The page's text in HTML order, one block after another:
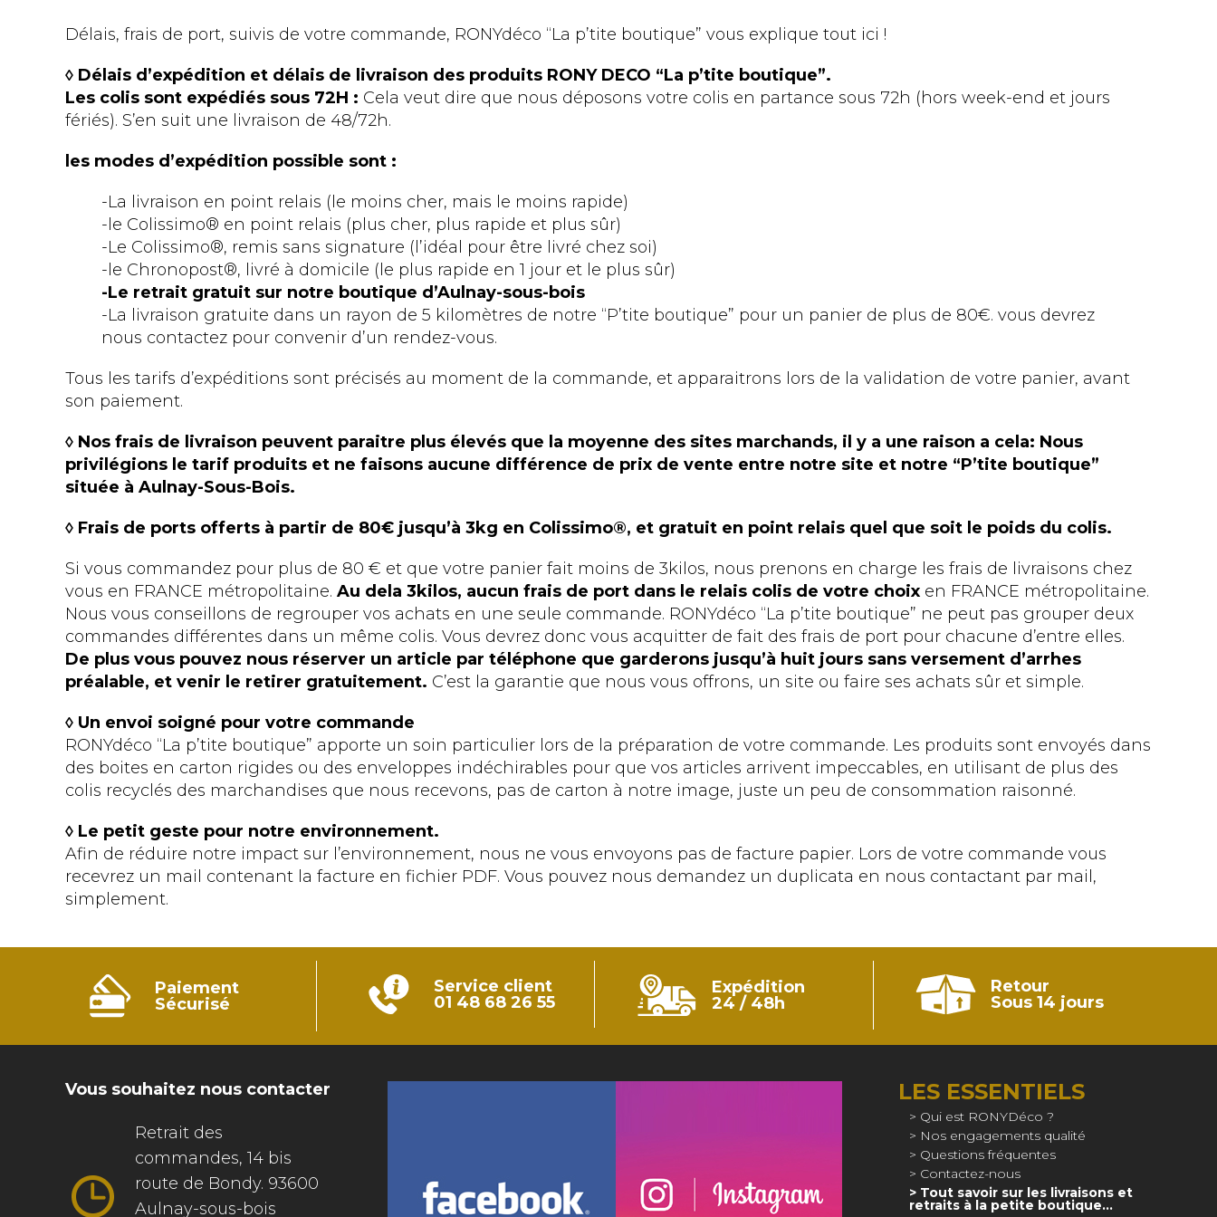
Ameublement Bougie & senteur Objet déco
La cuisine Le linge de bain La salle de bain
Délais, frais de port, suivis de votre commande, RONYdéco “La p’tite boutique” vous explique tout ici !
◊ Délais d’expédition et délais de livraison des produits RONY DECO “La p’tite boutique”.
Les colis sont expédiés sous 72H : Cela veut dire que nous déposons votre colis en partance sous 72h (hors week-end et jours
fériés). S’en suit une livraison de 48/72h.
les modes d’expédition possible sont :
-La livraison en point relais (le moins cher, mais le moins rapide)
-le Colissimo® en point relais (plus cher, plus rapide et plus sûr)
-Le Colissimo®, remis sans signature (l’idéal pour être livré chez soi)
-le Chronopost®, livré à domicile (le plus rapide en 1 jour et le plus sûr)
-Le retrait gratuit sur notre boutique d’Aulnay-sous-bois
-La livraison gratuite dans un rayon de 5 kilomètres de notre “P’tite boutique” pour un panier de plus de 80€. vous devrez
nous contactez pour convenir d’un rendez-vous.
Tous les tarifs d’expéditions sont précisés au moment de la commande, et apparaitrons lors de la validation de votre panier, avant
son paiement.
◊ Nos frais de livraison peuvent paraitre plus élevés que la moyenne des sites marchands, il y a une raison a cela: Nous
privilégions le tarif produits et ne faisons aucune différence de prix de vente entre notre site et notre “P’tite boutique”
située à Aulnay-Sous-Bois.
◊ Frais de ports offerts à partir de 80€ jusqu’à 3kg en Colissimo®, et gratuit en point relais quel que soit le poids du colis.
Si vous commandez pour plus de 80 € et que votre panier fait moins de 3kilos, nous prenons en charge les frais de livraisons chez
vous en FRANCE métropolitaine. Au dela 3kilos, aucun frais de port dans le relais colis de votre choix en FRANCE métropolitaine.
Nous vous conseillons de regrouper vos achats en une seule commande. RONYdéco “La p’tite boutique” ne peut pas grouper deux
commandes différentes dans un même colis. Vous devrez donc vous acquitter de fait des frais de port pour chacune d’entre elles.
De plus vous pouvez nous réserver un article par téléphone que garderons jusqu’à huit jours sans versement d’arrhes
préalable, et venir le retirer gratuitement. C’est la garantie que nous vous offrons, un site ou faire ses achats sûr et simple.
◊ Un envoi soigné pour votre commande
RONYdéco “La p’tite boutique” apporte un soin particulier lors de la préparation de votre commande. Les produits sont envoyés dans
des boites en carton rigides ou des enveloppes indéchirables pour que vos articles arrivent impeccables, en utilisant de plus des
colis recyclés des marchandises que nous recevons, pas de carton à notre image, juste un peu de consommation raisonné.
◊ Le petit geste pour notre environnement.
Afin de réduire notre impact sur l’environnement, nous ne vous envoyons pas de facture papier. Lors de votre commande vous
recevrez un mail contenant la facture en fichier PDF. Vous pouvez nous demandez un duplicata en nous contactant par mail,
simplement.
Paiement
Sécurisé
Service client
01 48 68 26 55
Expédition
24 / 48h
Retour
Sous 14 jours
Vous souhaitez nous contacter
Retrait des
commandes, 14 bis
route de Bondy. 93600
Aulnay-sous-bois
LES ESSENTIELS
Qui est RONYDéco ?
Nos engagements qualité
Questions fréquentes
Contactez-nous
Tout savoir sur les livraisons et
retraits à la petite boutique…